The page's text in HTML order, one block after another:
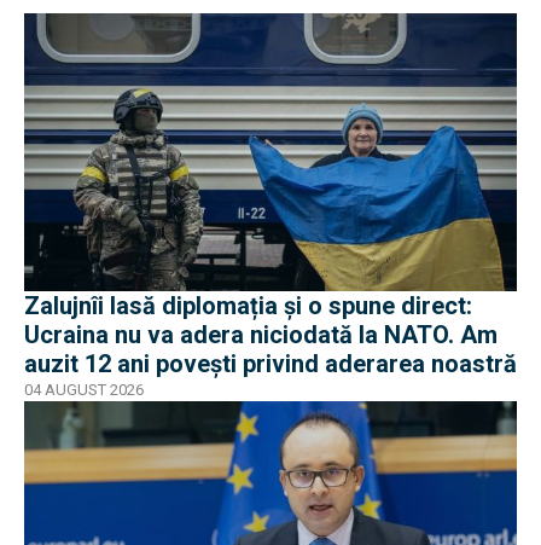
Zalujnîi lasă diplomația și o spune direct:
Ucraina nu va adera niciodată la NATO. Am
auzit 12 ani povești privind aderarea noastră
04 AUGUST 2026